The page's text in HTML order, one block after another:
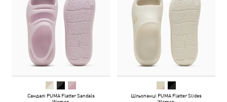
Сандалі PUMA Flatter Sandals
Шльопанці PUMA Flatter Slides